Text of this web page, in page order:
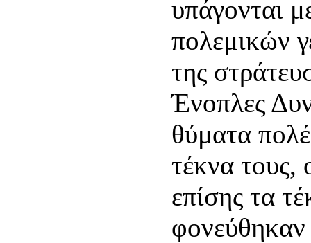
υπάγονται
πολεμικών
της
Ένοπλες
θύματα
τέκνα τους,
επίσης τα